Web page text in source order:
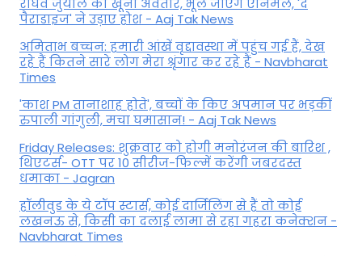
राघव जुयाल का खूनी अवतार, भूल जाएंगे एनिमल, 'द
पैराडाइज' ने उड़ाए होश - Aaj Tak News
अमिताभ बच्चन: हमारी आंखें वृद्दावस्था में पहुंच गई हैं, देख
रहे हैं कितने सारे लोग मेरा श्रृंगार कर रहे हैं - Navbharat
Times
'काश PM तानाशाह होते', बच्चों के किए अपमान पर भड़कीं
रुपाली गांगुली, मचा घमासान! - Aaj Tak News
Friday Releases: शुक्रवार को होगी मनोरंजन की बारिश ,
थिएटर्स- OTT पर 10 सीरीज-फिल्में करेंगी जबरदस्त
धमाका - Jagran
हॉलीवुड के ये टॉप स्टार्स, कोई दार्जिलिंग से हैं तो कोई
लखनऊ से, किसी का दलाई लामा से रहा गहरा कनेक्शन -
Navbharat Times